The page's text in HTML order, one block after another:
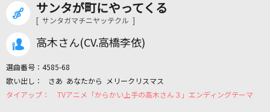
カラオケ検索
カラオケ店舗検索
カラオケリクエスト
サンタが町にやってくる
[ サンタガマチニヤッテクル ]
高木さん(CV.高橋李依)
選曲番号： 4585-68
さあ あなたから メリークリスマス
TVアニメ「からかい上手の高木さん３」エンディングテーマ